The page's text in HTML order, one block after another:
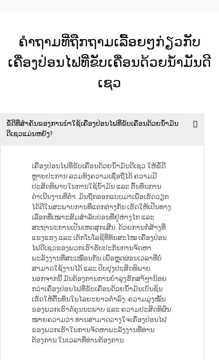
ຄຳຖາມທີ່ຖືກຖາມເລື້ອຍໆກ່ຽວກັບ
ເຄື່ອງປ່ອນໄຟທີ່ຂັບເຄື່ອນດ້ວຍນ້ຳມັນດີ
ເຊວ
ຂໍ້ດີທີ່ສຳຄັນຂອງການນຳໃຊ້ເຄື່ອງປ່ອນໄຟທີ່ຂັບເຄື່ອນດ້ວຍນ້ຳມັນ
ດີເຊວແມ່ນຫຍັງ?
ເຄື່ອງປ່ອນໄຟທີ່ຂັບເຄື່ອນດ້ວຍນ້ຳມັນດີເຊວ ໃຫ້ຂໍ້ດີ
ຫຼາຍປະການ ລວມທັງຄວາມເຊື່ອຖືໄດ້ ຄວາມມີ
ປະສິດທິພາບໃນການໃຊ້ນ້ຳມັນ ແລະ ຕົ້ນທຶນການ
ດຳເນີນງານທີ່ຕ່ຳ. ມັນຖືກອອກແບບມາເພື່ອເຮັດວຽກ
ໄດ້ດີໃນສະພາບການທີ່ແຕກຕ່າງກັນ ເຮັດໃຫ້ເປັນທາງ
ເລືອກທີ່ເໝາະສົມສຳລັບບ່ອນທີ່ຢູ່ຫ່າງໄກ ແລະ
ສະຖານະການເປັນເຫດສຸກເສີນ. ດ້ວຍການກໍ່ສ້າງທີ່
ແຂງແຮງ ແລະ ເຕັກໂນໂລຊີທີ່ທັນສະໄໝ ເຄື່ອງປ່ອນ
ໄຟດີເຊວຂອງພວກເຮົາຮັບປະກັນການຈັດຫາ
ພະລັງງານທີ່ສະເໝືອນກັນ ເພື່ອຫຼຸດຜ່ອນເວລາທີ່ບໍ່
ສາມາດໃຊ້ງານໄດ້ ແລະ ປັບປຸງປະສິດທິພາບ.
ນອກຈາກນີ້ ມັນຕ້ອງການການບໍາລຸງຮັກສາໆ້ານ້ອຍ
ກວ່າເຄື່ອງປ່ອນໄຟທີ່ຂັບເຄື່ອນດ້ວຍນ້ຳມັນເບັນຊິນ
ເຮັດໃຫ້ຕົ້ນທຶນໃນໄລຍະຍາວຕ່ຳລົງ. ຄວາມມຸ່ງໝັ້ນ
ຂອງພວກເຮົາຕໍ່ຄຸນນະພາບ ແລະ ຄວາມປະສິດທິຜົນ
ໝາຍຄວາມວ່າ ທ່ານສາມາດວາງໃຈເຄື່ອງປ່ອນໄຟ
ຂອງພວກເຮົາໃນການຈັດຫາພະລັງງານທີ່ທ່ານ
ຕ້ອງການ ໃນເວລາທີ່ທ່ານຕ້ອງການ.